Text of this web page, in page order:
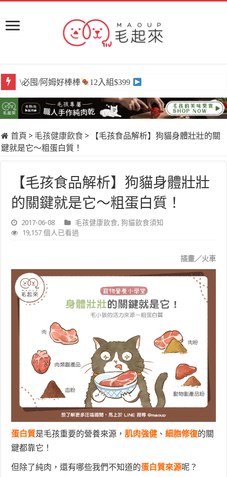
\必囤/阿姆好棒棒 12入組$399
首頁 > 毛孩健康飲食 >
【毛孩食品解析】狗貓身體壯壯的關
鍵就是它～粗蛋白質！
【毛孩食品解析】狗貓身體壯壯
的關鍵就是它～粗蛋白質！
2017-06-08 毛孩健康飲食,狗貓飲食須知
19,157 個人已看過
插畫／火車
蛋白質是毛孩重要的營養來源，肌肉強健 、細胞修復的關
鍵都靠它！
但除了純肉，還有哪些我們不知道的蛋白質來源呢？